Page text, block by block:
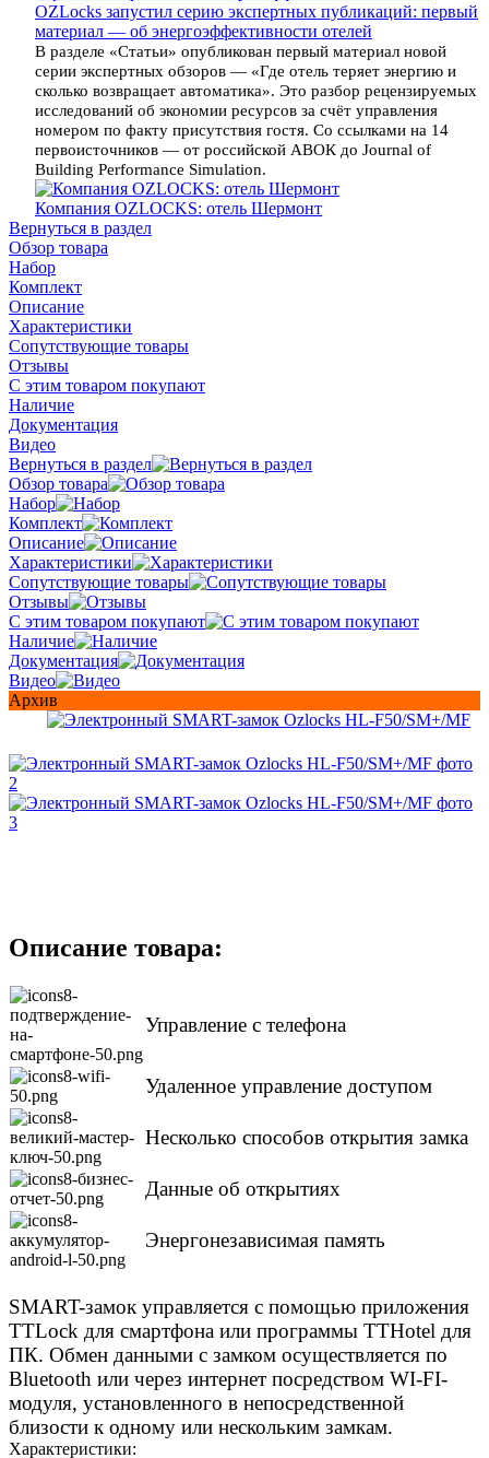
OZLocks запустил серию экспертных публикаций: первый
материал — об энергоэффективности отелей
В разделе «Статьи» опубликован первый материал новой
серии экспертных обзоров — «Где отель теряет энергию и
сколько возвращает автоматика». Это разбор рецензируемых
исследований об экономии ресурсов за счёт управления
номером по факту присутствия гостя. Со ссылками на 14
первоисточников — от российской АВОК до Journal of
Building Performance Simulation.
Компания OZLOCKS: отель Шермонт
Вернуться в раздел
Обзор товара
Набор
Комплект
Описание
Характеристики
Сопутствующие товары
Отзывы
С этим товаром покупают
Наличие
Документация
Видео
Вернуться в раздел
Обзор товара
Набор
Комплект
Описание
Характеристики
Сопутствующие товары
Отзывы
С этим товаром покупают
Наличие
Документация
Видео
Архив
Описание товара:
Управление с телефона
Удаленное управление доступом
Несколько способов открытия замка
Данные об открытиях
Энергонезависимая память
SMART-замок управляется с помощью приложения
TTLock для смартфона или программы TTHotel для
ПК. Обмен данными с замком осуществляется по
Bluetooth или через интернет посредством WI-FI-
модуля, установленного в непосредственной
близости к одному или нескольким замкам.
Характеристики: